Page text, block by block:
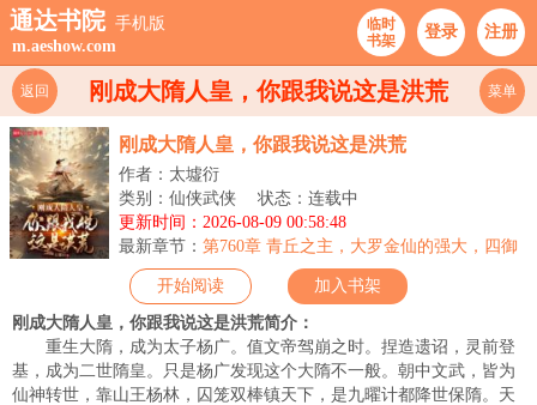
通达书院 手机版
m.aeshow.com
临时
书架
登录 注册
刚成大隋人皇，你跟我说这是洪荒
返回 菜单
刚成大隋人皇，你跟我说这是洪荒
作者：太墟衍
类别：仙侠武侠
状态：连载中
更新时间：2026-08-09 00:58:48
最新章节： 第760章 青丘之主，大罗金仙的强大，四御
降临九州！
开始阅读
加入书架
刚成大隋人皇，你跟我说这是洪荒简介：
重生大隋，成为太子杨广。值文帝驾崩之时。捏造遗诏，灵前登
基，成为二世隋皇。只是杨广发现这个大隋不一般。朝中文武，皆为
仙神转世，靠山王杨林，囚笼双棒镇天下，是九曜计都降世保隋。天